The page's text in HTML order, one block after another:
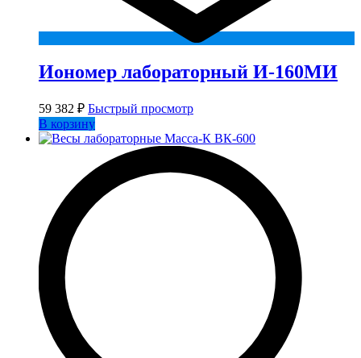
Иономер лабораторный И-160МИ
59 382 ₽ Быстрый просмотр
В корзину